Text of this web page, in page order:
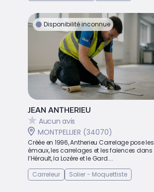
Disponibilité inconnue
JEAN ANTHERIEU
Aucun avis
MONTPELLIER (34070)
Créée en 1996, Antherieu Carrelage pose les
émaux, les carrelages et les faïences dans
l’Hérault, la Lozère et le Gard....
Carreleur
Solier - Moquettiste